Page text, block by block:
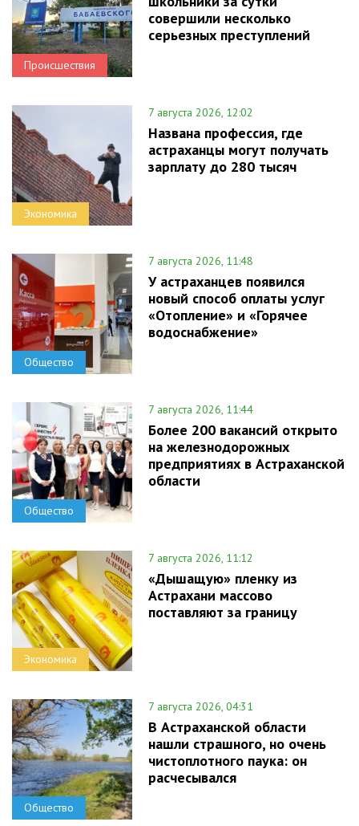
Происшествия
совершили несколько
серьезных преступлений
Экономика
7 августа 2026, 12:02
Названа профессия, где
астраханцы могут получать
зарплату до 280 тысяч
Общество
7 августа 2026, 11:48
У астраханцев появился
новый способ оплаты услуг
«Отопление» и «Горячее
водоснабжение»
Общество
7 августа 2026, 11:44
Более 200 вакансий открыто
на железнодорожных
предприятиях в Астраханской
области
Экономика
7 августа 2026, 11:12
«Дышащую» пленку из
Астрахани массово
поставляют за границу
Общество
7 августа 2026, 04:31
В Астраханской области
нашли страшного, но очень
чистоплотного паука: он
расчесывался